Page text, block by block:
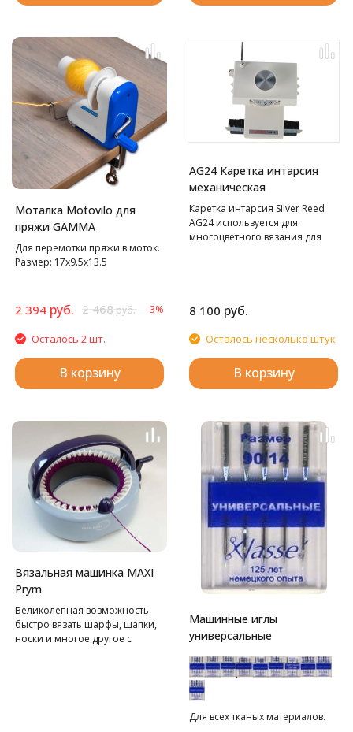
Моталка Motovilo для
пряжи GAMMA
Для перемотки пряжи в моток.
Размер: 17х9.5х13.5
2 394 руб. 2 468руб. -3%
Осталось 2 шт.
В корзину
AG24 Каретка интарсия
механическая
Каретка интарсия Silver Reed
AG24 используется для
многоцветного вязания для
8 100 руб.
Осталось несколько штук
В корзину
Вязальная машинка MAXI
Prym
Великолепная возможность
быстро вязать шарфы, шапки,
носки и многое другое с
Машинные иглы
универсальные
Для всех тканых материалов.